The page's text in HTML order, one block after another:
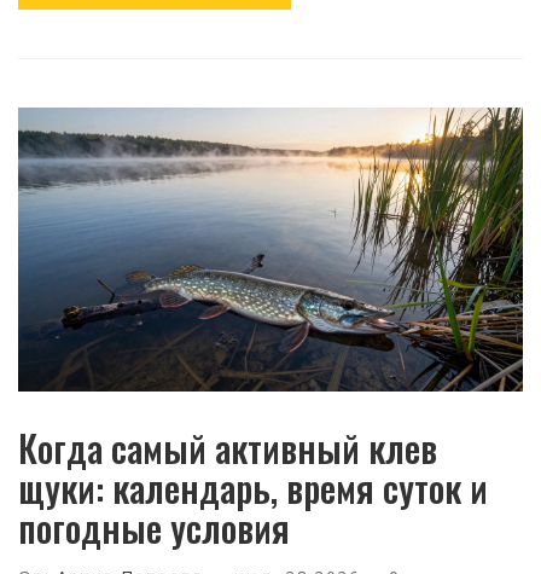
Когда самый активный клев
щуки: календарь, время суток и
погодные условия